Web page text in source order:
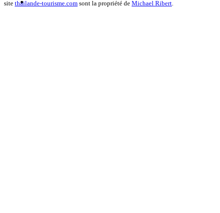
site thailande-tourisme.com sont la propriété de Michael Ribert